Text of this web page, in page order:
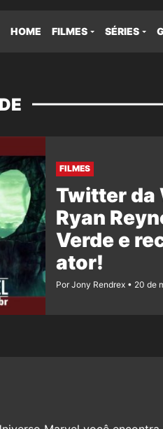
HOME FILMES SÉRIES
FILMES
Twitter da
Ryan
Verde e
ator!
Por Jony Rendrex 20 de